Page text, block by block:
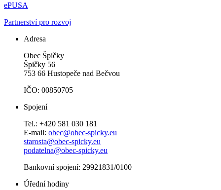
ePUSA
Partnerství pro rozvoj
Adresa
Obec Špičky
Špičky 56
753 66 Hustopeče nad Bečvou
IČO: 00850705
Spojení
Tel.: +420 581 030 181
E-mail: obec@obec-spicky.eu
starosta@obec-spicky.eu
podatelna@obec-spicky.eu
Bankovní spojení: 29921831/0100
Úřední hodiny